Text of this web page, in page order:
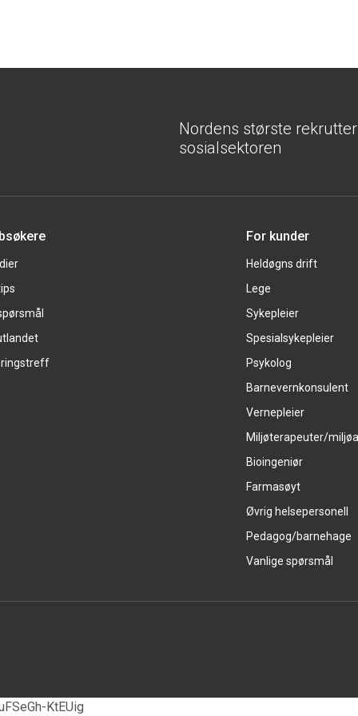
Nordens største
sosialsektoren
For kunder
Heldøgns drift
Lege
Sykepleier
Spesialsykepleier
Psykolog
Barnevernkonsulent
Vernepleier
Miljøterapeuter/
Bioingeniør
Farmasøyt
Øvrig helsepersonell
Pedagog/barnehage
Vanlige spørsmål
KtEUig